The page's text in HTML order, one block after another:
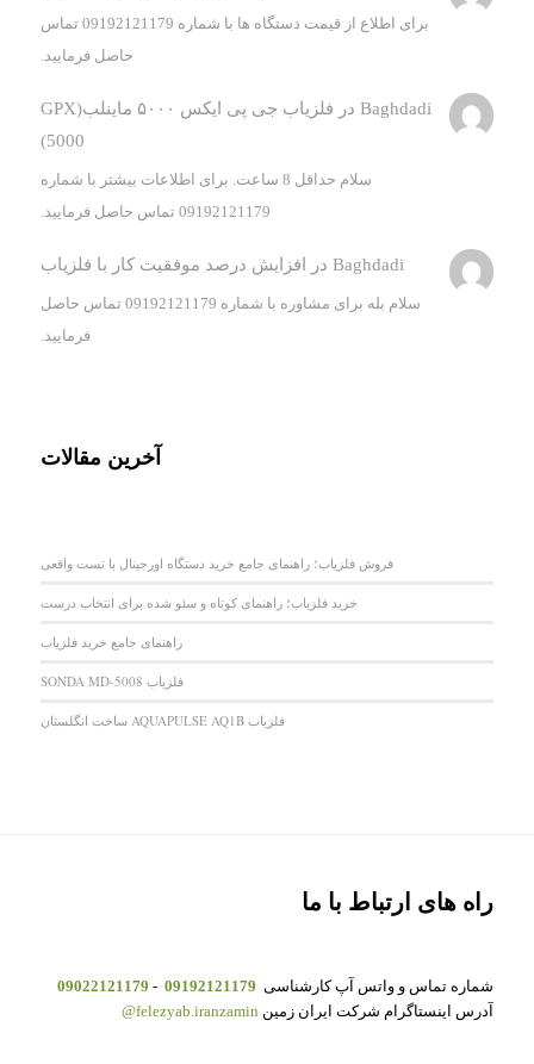
برای اطلاع از قیمت دستگاه ها با شماره 09192121179 تماس
حاصل فرمایید.
Baghdadi در
فلزیاب جی پی ایکس ۵۰۰۰ ماینلب(GPX
5000)
سلام حداقل 8 ساعت. برای اطلاعات بیشتر با شماره
09192121179 تماس حاصل فرمایید.
Baghdadi در افزایش درصد موفقیت کار با فلزیاب
سلام بله برای مشاوره با شماره 09192121179 تماس حاصل
فرمایید.
آخرین مقالات
فروش فلزیاب؛ راهنمای جامع خرید دستگاه اورجینال با تست واقعی
خرید فلزیاب؛ راهنمای کوتاه و سئو شده برای انتخاب درست
راهنمای جامع خرید فلزیاب
فلزیاب SONDA MD-5008
فلزیاب AQUAPULSE AQ1B ساخت انگلستان
راه های ارتباط با ما
شماره تماس و واتس آپ کارشناسی 09192121179
-
09022121179
آدرس اینستاگرام شرکت ایران زمین felezyab.iranzamin@